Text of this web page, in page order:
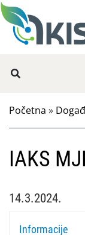
Početna »
IAKS
14.3.2024.
Informacije